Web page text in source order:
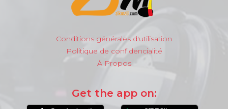
Conditions générales d'utilisation
Politique de confidencialité
À Propos
Get the app on: